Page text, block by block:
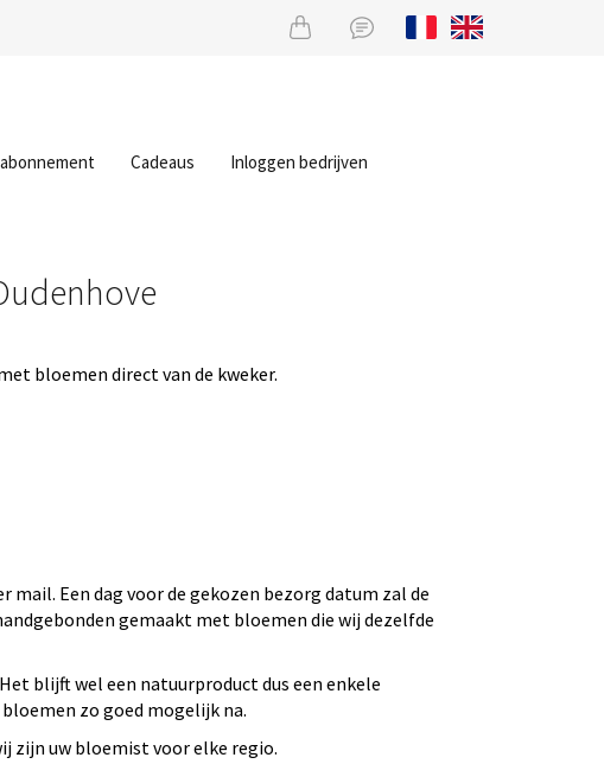
Cadeaus Inloggen bedrijven
bloemen direct van de kweker.
Een dag voor de gekozen bezorg datum zal de
gemaakt met bloemen die wij dezelfde
blijft wel een natuurproduct dus een enkele
zo goed mogelijk na.
zijn uw bloemist voor elke regio.